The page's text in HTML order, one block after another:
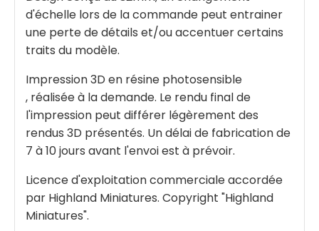
d'échelle lors de la commande peut entrainer
une perte de détails et/ou accentuer certains
traits du modèle.
Impression 3D en résine photosensible
, réalisée à la demande. Le rendu final de
l'impression peut différer légèrement des
rendus 3D présentés. Un délai de fabrication de
7 à 10 jours avant l'envoi est à prévoir.
Licence d'exploitation commerciale accordée
par Highland Miniatures. Copyright "Highland
Miniatures".